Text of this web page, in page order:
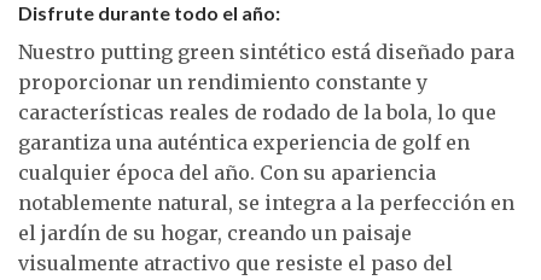
Disfrute durante todo el año:
Nuestro putting green sintético está diseñado para
proporcionar un rendimiento constante y
características reales de rodado de la bola, lo que
garantiza una auténtica experiencia de golf en
cualquier época del año. Con su apariencia
notablemente natural, se integra a la perfección en
el jardín de su hogar, creando un paisaje
visualmente atractivo que resiste el paso del